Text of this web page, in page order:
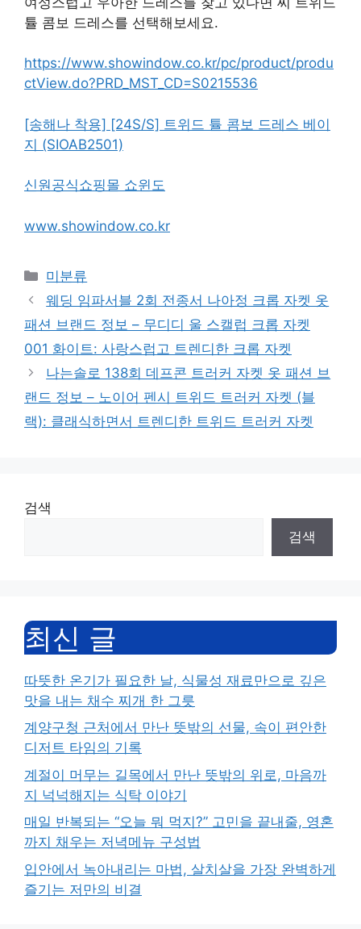
튤 콤보 드레스를 선택해보세요.
https://www.showindow.co.kr/pc/product/produ
ctView.do?PRD_MST_CD=S0215536
[송해나 착용] [24S/S] 트위드 튤 콤보 드레스 베이
지 (SIOAB2501)
신원공식쇼핑몰 쇼윈도
www.showindow.co.kr
Categories
미분류
웨딩 임파서블 2회 전종서 나아정 크롭 자켓 옷
패션 브랜드 정보 – 무디디 울 스캘럽 크롭 자켓
001 화이트: 사랑스럽고 트렌디한 크롭 자켓
나는솔로 138회 데프콘 트러커 자켓 옷 패션 브
랜드 정보 – 노이어 펜시 트위드 트러커 자켓 (블
랙): 클래식하면서 트렌디한 트위드 트러커 자켓
검색
검색
최신 글
따뜻한 온기가 필요한 날, 식물성 재료만으로 깊은
맛을 내는 채수 찌개 한 그릇
계양구청 근처에서 만난 뜻밖의 선물, 속이 편안한
디저트 타임의 기록
계절이 머무는 길목에서 만난 뜻밖의 위로, 마음까
지 넉넉해지는 식탁 이야기
매일 반복되는 “오늘 뭐 먹지?” 고민을 끝내줄, 영혼
까지 채우는 저녁메뉴 구성법
입안에서 녹아내리는 마법, 살치살을 가장 완벽하게
즐기는 저만의 비결